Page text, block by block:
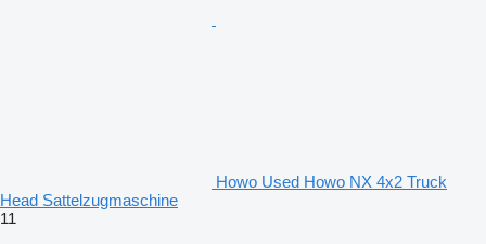
Howo Used Howo NX 4x2 Truck
Head Sattelzugmaschine
11